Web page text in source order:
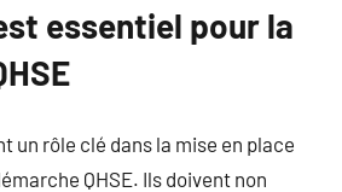
essentiel pour la
un rôle clé dans la mise en place
QHSE. Ils doivent non